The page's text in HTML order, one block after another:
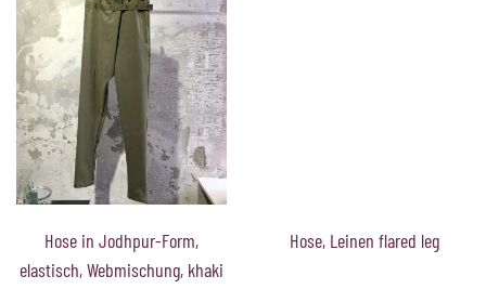
Hose in Jodhpur-Form,
elastisch, Webmischung, khaki
Hose, Leinen flared leg